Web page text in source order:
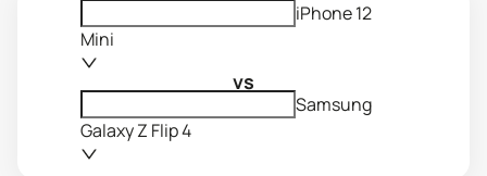
iPhone 12
Mini
vs
Samsung
Galaxy Z Flip 4